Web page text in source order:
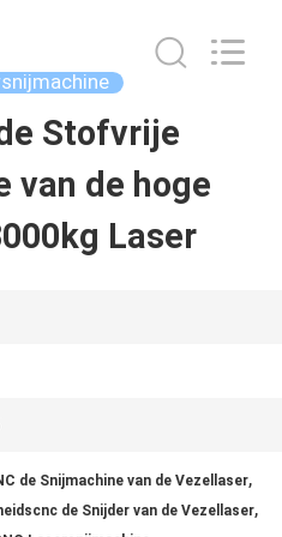
Stofvrije
van de hoge
Laser
de Snijmachine van de Vezellaser,
de Snijder van de Vezellaser,